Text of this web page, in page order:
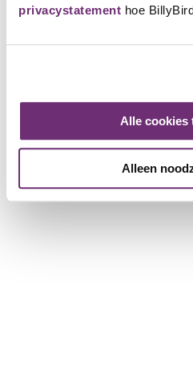
privacystatement hoe
Alle cookies
Alleen
bij Restaurant Asteria in
een gastvrije sfeer. Als lid
totaalrekening, geldig op
Asteria
245
Bekijk de pagina van